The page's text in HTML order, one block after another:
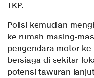
TKP.
Polisi kemudian
ke rumah masing-
pengendara motor
bersiaga di sekitar
potensi tawuran